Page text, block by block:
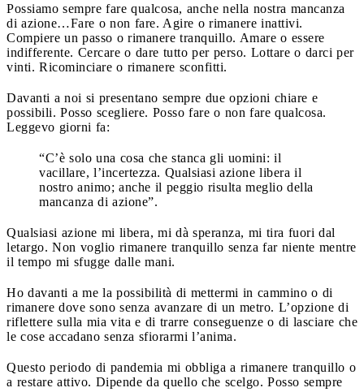
Possiamo sempre fare qualcosa, anche nella nostra mancanza
di azione…Fare o non fare. Agire o rimanere inattivi.
Compiere un passo o rimanere tranquillo. Amare o essere
indifferente. Cercare o dare tutto per perso. Lottare o darci per
vinti. Ricominciare o rimanere sconfitti.
Davanti a noi si presentano sempre due opzioni chiare e
possibili. Posso scegliere. Posso fare o non fare qualcosa.
Leggevo giorni fa:
“C’è solo una cosa che stanca gli uomini: il
vacillare, l’incertezza. Qualsiasi azione libera il
nostro animo; anche il peggio risulta meglio della
mancanza di azione”.
Qualsiasi azione mi libera, mi dà speranza, mi tira fuori dal
letargo. Non voglio rimanere tranquillo senza far niente mentre
il tempo mi sfugge dalle mani.
Ho davanti a me la possibilità di mettermi in cammino o di
rimanere dove sono senza avanzare di un metro. L’opzione di
riflettere sulla mia vita e di trarre conseguenze o di lasciare che
le cose accadano senza sfiorarmi l’anima.
Questo periodo di pandemia mi obbliga a rimanere tranquillo o
a restare attivo. Dipende da quello che scelgo. Posso sempre